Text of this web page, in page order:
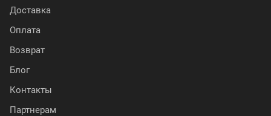
Доставка
Оплата
Возврат
Блог
Контакты
Партнерам